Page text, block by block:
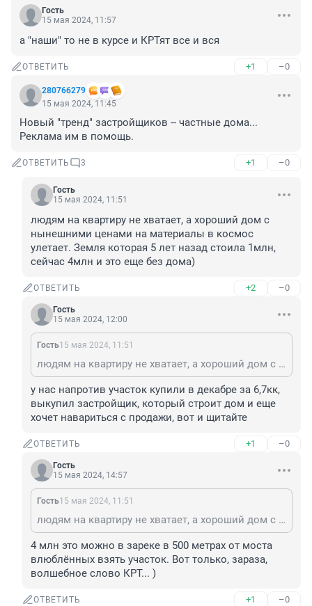
Гость
15 мая 2024, 11:57
а "наши" то не в курсе и КРТят все и вся
ОТВЕТИТЬ +1 –0
280766279
15 мая 2024, 11:45
Новый "тренд" застройщиков -- частные дома...
Реклама им в помощь.
ОТВЕТИТЬ 3 +1 –0
Гость
15 мая 2024, 11:51
людям на квартиру не хватает, а хороший дом с
нынешними ценами на материалы в космос
улетает. Земля которая 5 лет назад стоила 1млн,
сейчас 4млн и это еще без дома)
ОТВЕТИТЬ +2 –0
Гость
15 мая 2024, 12:00
Гость15 мая 2024, 11:51
людям на квартиру не хватает, а хороший дом с нынешними ценами на материалы в космос улетает. Земля которая 5 лет назад стоила 1млн, сейчас 4млн и это еще без дома)
у нас напротив участок купили в декабре за 6,7кк,
выкупил застройщик, который строит дом и еще
хочет навариться с продажи, вот и щитайте
ОТВЕТИТЬ +1 –0
Гость
15 мая 2024, 14:57
Гость15 мая 2024, 11:51
людям на квартиру не хватает, а хороший дом с нынешними ценами на материалы в космос улетает. Земля которая 5 лет назад стоила 1млн, сейчас 4млн и это еще без дома)
4 млн это можно в зареке в 500 метрах от моста
влюблённых взять участок. Вот только, зараза,
волшебное слово КРТ... )
ОТВЕТИТЬ +1 –0